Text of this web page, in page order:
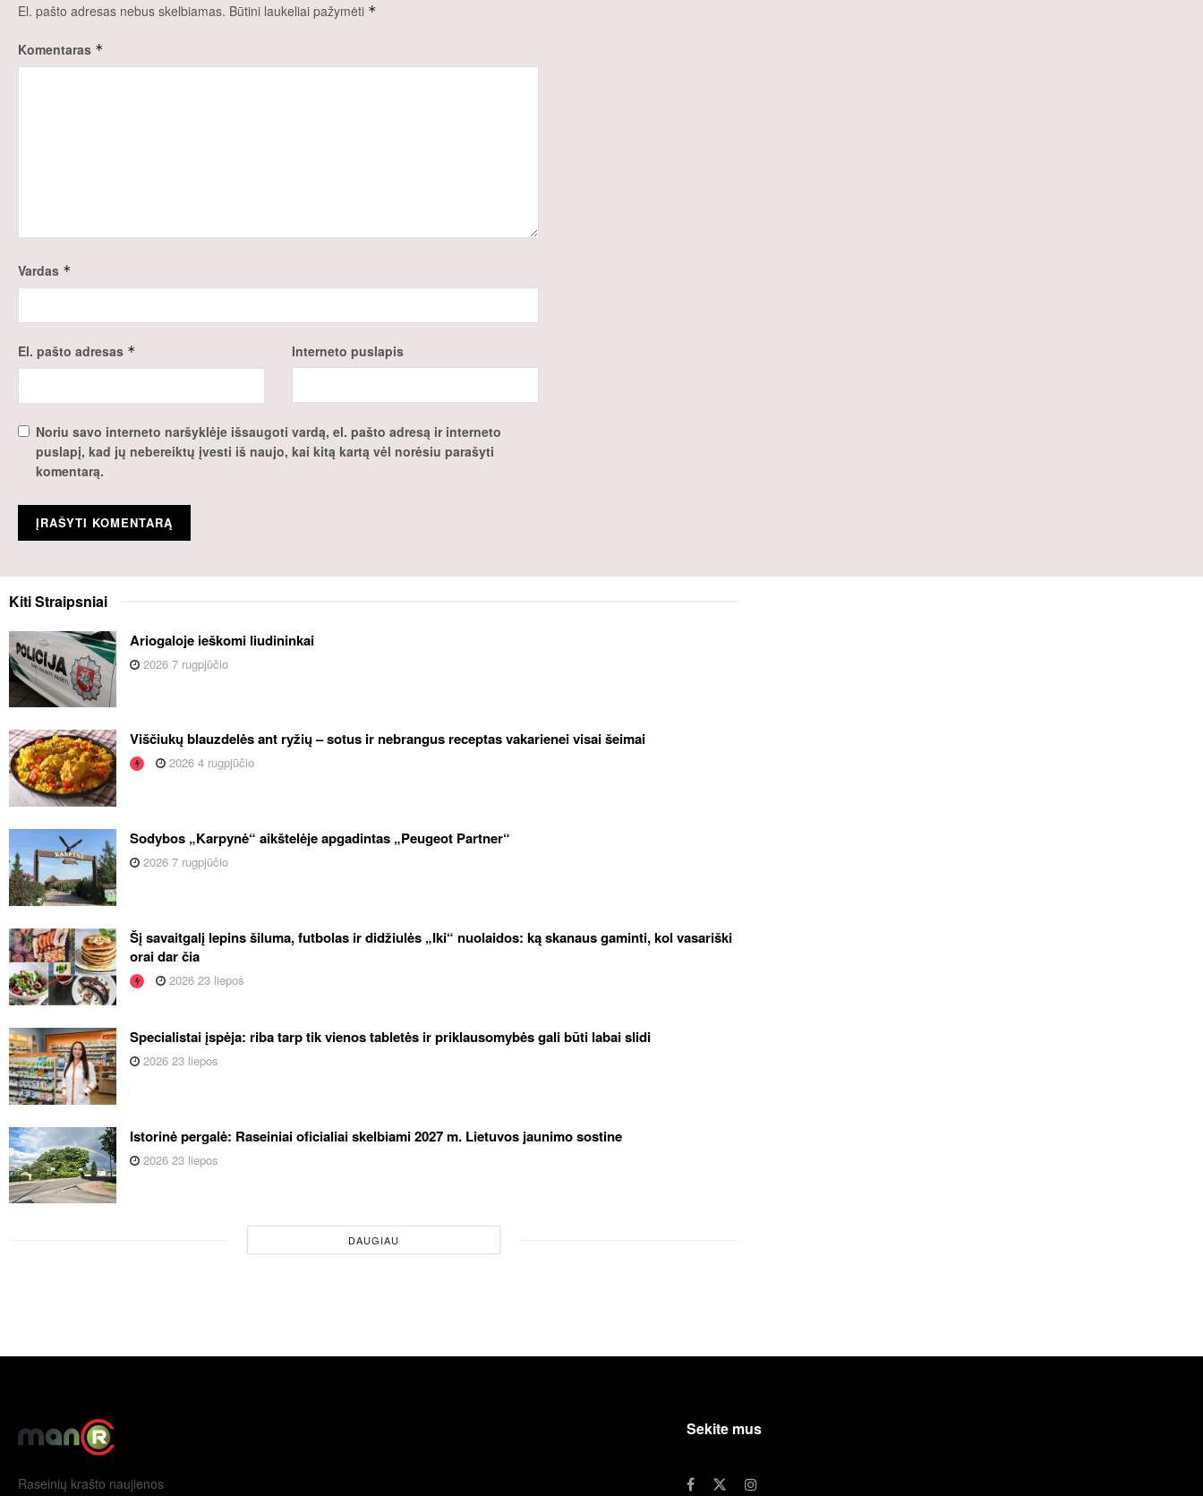
El. pašto adresas nebus skelbiamas. Būtini laukeliai pažymėti *
Komentaras *
Vardas *
El. pašto adresas * Interneto puslapis
Noriu savo interneto naršyklėje išsaugoti vardą, el. pašto adresą ir interneto
puslapį, kad jų nebereiktų įvesti iš naujo, kai kitą kartą vėl norėsiu parašyti
komentarą.
KitiStraipsniai
Ariogaloje ieškomi liudininkai
2026 7 rugpjūčio
Viščiukų blauzdelės ant ryžių – sotus ir nebrangus receptas vakarienei visai šeimai
2026 4 rugpjūčio
Sodybos „Karpynė“ aikštelėje apgadintas „Peugeot Partner“
2026 7 rugpjūčio
Šį savaitgalį lepins šiluma, futbolas ir didžiulės „Iki“ nuolaidos: ką skanaus gaminti, kol vasariški
orai dar čia
2026 23 liepos
Specialistai įspėja: riba tarp tik vienos tabletės ir priklausomybės gali būti labai slidi
2026 23 liepos
Istorinė pergalė: Raseiniai oficialiai skelbiami 2027 m. Lietuvos jaunimo sostine
2026 23 liepos
DAUGIAU
Raseinių krašto naujienos
Sekite mus